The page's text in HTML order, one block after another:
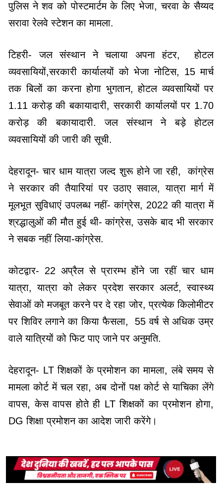
पुलिस ने शव को पोस्टमार्टम के लिए भेजा, चरवा के सैय्यद
सरावा रेलवे स्टेशन का मामला.
टिहरी- जल संस्थान ने चलाया अपना हंटर, होटल
व्यवसायियों,सरकारी कार्यालयों को भेजा नोटिस, 15 मार्च
तक बिलों का करना होगा भुगतान, होटल व्यवसायियों पर
1.11 करोड़ की बकायादारी, सरकारी कार्यालयों पर 1.70
करोड़ की बकायादारी. जल संस्थान ने बड़े होटल
व्यवसायियों की जारी की सूची.
देहरादून- चार धाम यात्रा जल्द शुरू होने जा रही, कांग्रेस
ने सरकार की तैयारियां पर उठाए सवाल, यात्रा मार्ग में
मूलभूत सुविधाएं उपलब्ध नहीं- कांग्रेस, 2022 की यात्रा में
श्रद्धालुओं की मौत हुई थी- कांग्रेस, उसके बाद भी सरकार
ने सबक नहीं लिया-कांग्रेस.
कोटद्वार- 22 अप्रैल से प्रारम्भ होंने जा रहीं चार धाम
यात्रा, यात्रा को लेकर प्रदेश सरकार अलर्ट, स्वास्थ्य
सेवाओं को मजबूत करने पर दे रहा जोर, प्रत्येक किलोमीटर
पर शिविर लगाने का किया फैसला, 55 वर्ष से अधिक उम्र
वाले यात्रियों को फिट पाए जाने पर अनुमति.
देहरादून- LT शिक्षकों के प्रमोशन का मामला, लंबे समय से
मामला कोर्ट में चल रहा, अब दोनों पक्ष कोर्ट से याचिका लेंगे
वापस, केस वापस होते ही LT शिक्षकों का प्रमोशन होगा,
DG शिक्षा प्रमोशन का आदेश जारी करेंगे।